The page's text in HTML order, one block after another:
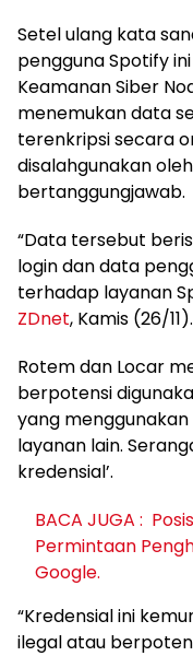
Setel ulang kata
pengguna Spotify
Keamanan Siber
menemukan data
terenkripsi secara
disalahgunakan
bertanggungjawab.
“Data tersebut
login dan data
terhadap layanan
ZDnet, Kamis (26/11).
Rotem dan Locar
berpotensi
yang
layanan lain.
kredensial’.
BACA JUGA :
Permintaan
Google.
“Kredensial ini
ilegal atau